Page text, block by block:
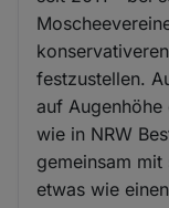
festzustellen.
auf
wie in NRW
gemeinsam mit
etwas wie